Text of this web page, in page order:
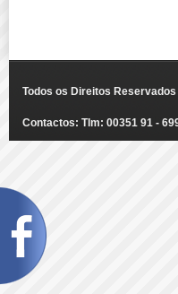
Todos os Direitos Reservados
Contactos: Tlm: 00351 91 -